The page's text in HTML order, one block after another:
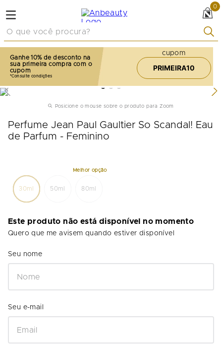
0
Ganhe 10% de desconto na
sua primeira compra com o
cupom
cupom
PRIMEIRA10
Posicione o mouse sobre o produto para Zoom
Perfume Jean Paul Gaultier So Scandal! Eau
de Parfum - Feminino
30ml 50ml 80ml
Este produto não está disponível no momento
Quero que me avisem quando estiver disponível